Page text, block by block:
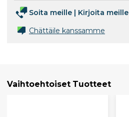
Soita meille | Kirjoita meille
Chättäile kanssamme
Vaihtoehtoiset Tuotteet